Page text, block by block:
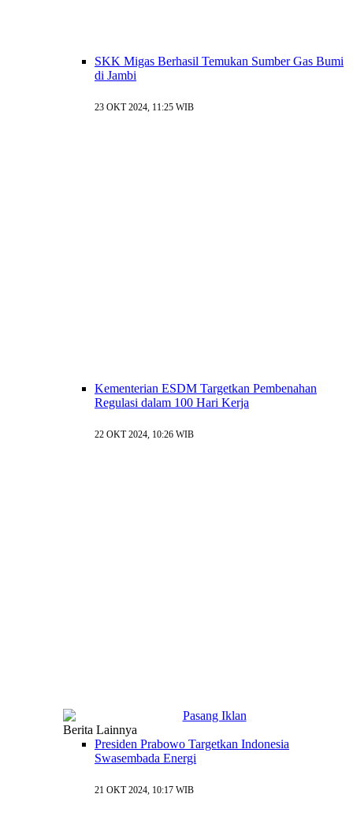
SKK Migas Berhasil Temukan Sumber Gas Bumi
di Jambi
23 OKT 2024, 11:25 WIB
Kementerian ESDM Targetkan Pembenahan
Regulasi dalam 100 Hari Kerja
22 OKT 2024, 10:26 WIB
Berita Lainnya
Presiden Prabowo Targetkan Indonesia
Swasembada Energi
21 OKT 2024, 10:17 WIB